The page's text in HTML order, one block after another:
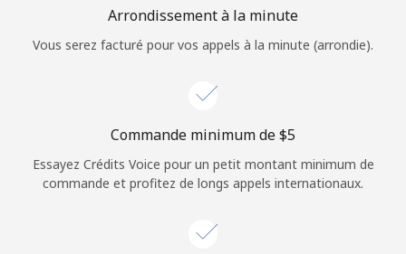
Arrondissement à la minute
Vous serez facturé pour vos appels à la minute (arrondie).
Commande minimum de ⁦$5⁩
Essayez Crédits Voice pour un petit montant minimum de
commande et profitez de longs appels internationaux.